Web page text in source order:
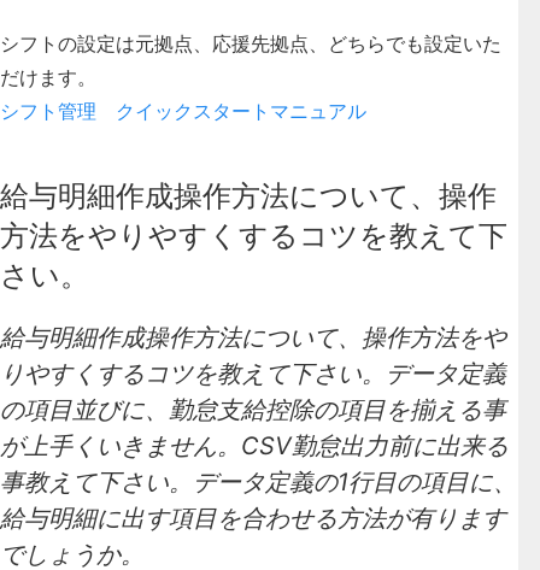
シフトの設定は元拠点、応援先拠点、どちらでも設定いた
だけます。
シフト管理 クイックスタートマニュアル
給与明細作成操作方法について、操作
方法をやりやすくするコツを教えて下
さい。
給与明細作成操作方法について、操作方法をや
りやすくするコツを教えて下さい。データ定義
の項目並びに、勤怠支給控除の項目を揃える事
が上手くいきません。CSV勤怠出力前に出来る
事教えて下さい。データ定義の1行目の項目に、
給与明細に出す項目を合わせる方法が有ります
でしょうか。